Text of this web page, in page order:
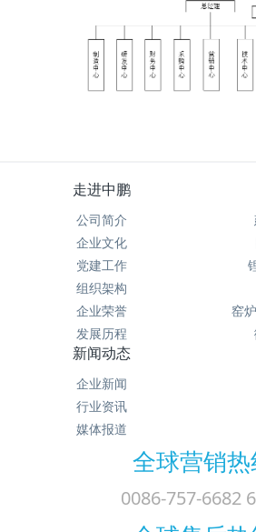
走进中鹏
公司简介
企业文化
党建工作
组织架构
企业荣誉
发展历程
窑
新闻动态
企业新闻
行业资讯
媒体报道
全球营销
0086-757-6682